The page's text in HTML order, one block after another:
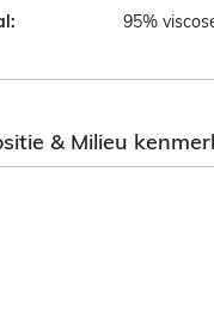
95%
& Milieu